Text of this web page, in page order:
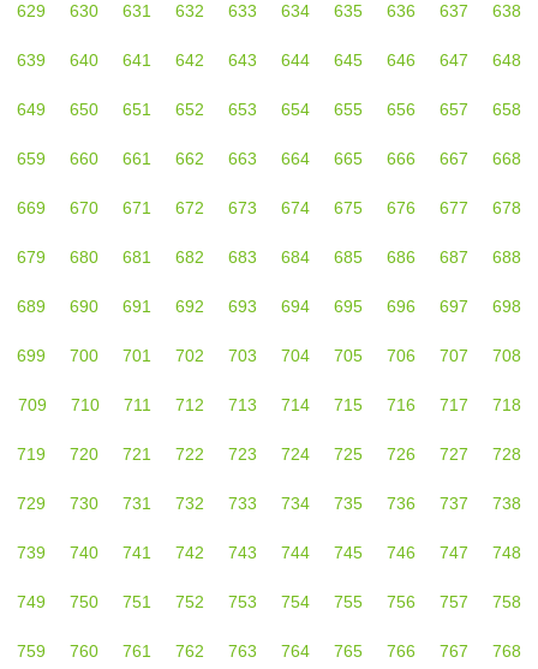
629 630 631 632 633 634 635 636 637 638
639 640 641 642 643 644 645 646 647 648
649 650 651 652 653 654 655 656 657 658
659 660 661 662 663 664 665 666 667 668
669 670 671 672 673 674 675 676 677 678
679 680 681 682 683 684 685 686 687 688
689 690 691 692 693 694 695 696 697 698
699 700 701 702 703 704 705 706 707 708
709 710 711 712 713 714 715 716 717 718
719 720 721 722 723 724 725 726 727 728
729 730 731 732 733 734 735 736 737 738
739 740 741 742 743 744 745 746 747 748
749 750 751 752 753 754 755 756 757 758
759 760 761 762 763 764 765 766 767 768